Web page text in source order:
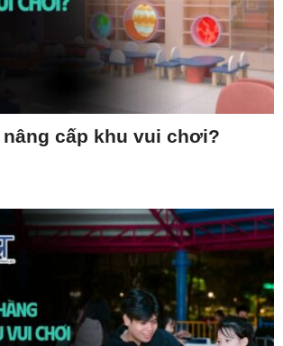
cấp khu vui chơi?